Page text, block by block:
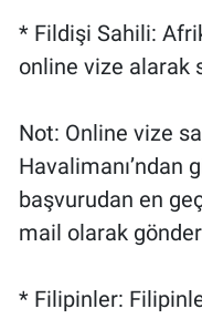
* Fildişi Sahili:
online vize alarak
Not: Online vize
Havalimanı’ndan
başvurudan en
mail olarak
* Filipinler: